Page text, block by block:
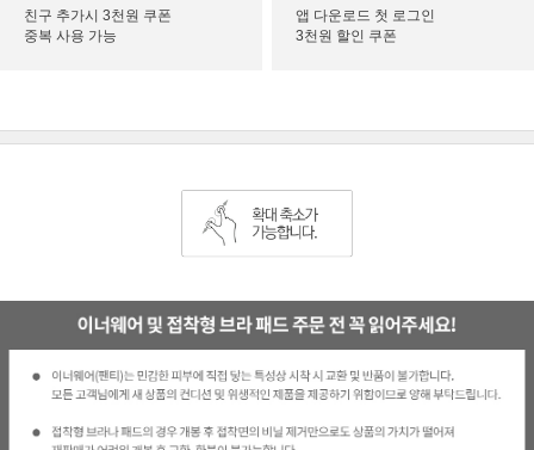
친구 추가시 3천원 쿠폰
중복 사용 가능
앱 다운로드 첫 로그인
3천원 할인 쿠폰